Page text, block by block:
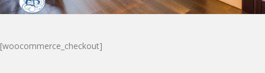
[woocommerce_checkout]